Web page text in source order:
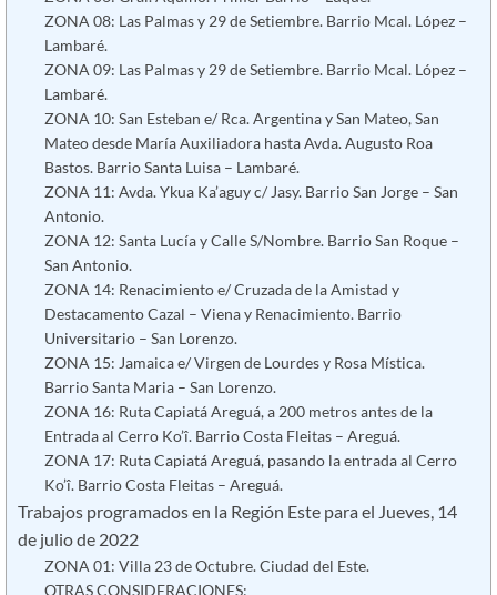
ZONA 08: Las Palmas y 29 de Setiembre. Barrio Mcal. López –
Lambaré.
ZONA 09: Las Palmas y 29 de Setiembre. Barrio Mcal. López –
Lambaré.
ZONA 10: San Esteban e/ Rca. Argentina y San Mateo, San
Mateo desde María Auxiliadora hasta Avda. Augusto Roa
Bastos. Barrio Santa Luisa – Lambaré.
ZONA 11: Avda. Ykua Ka’aguy c/ Jasy. Barrio San Jorge – San
Antonio.
ZONA 12: Santa Lucía y Calle S/Nombre. Barrio San Roque –
San Antonio.
ZONA 14: Renacimiento e/ Cruzada de la Amistad y
Destacamento Cazal – Viena y Renacimiento. Barrio
Universitario – San Lorenzo.
ZONA 15: Jamaica e/ Virgen de Lourdes y Rosa Mística.
Barrio Santa Maria – San Lorenzo.
ZONA 16: Ruta Capiatá Areguá, a 200 metros antes de la
Entrada al Cerro Ko’î. Barrio Costa Fleitas – Areguá.
ZONA 17: Ruta Capiatá Areguá, pasando la entrada al Cerro
Ko’î. Barrio Costa Fleitas – Areguá.
Trabajos programados en la Región Este para el Jueves, 14
de julio de 2022
ZONA 01: Villa 23 de Octubre. Ciudad del Este.
OTRAS CONSIDERACIONES: